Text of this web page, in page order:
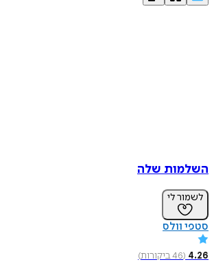
השלמות שלה
לשמור לי
סטפי וולס
4.26
(
46ביקורות)